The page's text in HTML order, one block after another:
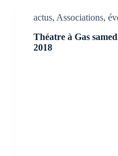
actus, Associations,
Théatre à Gas
2018